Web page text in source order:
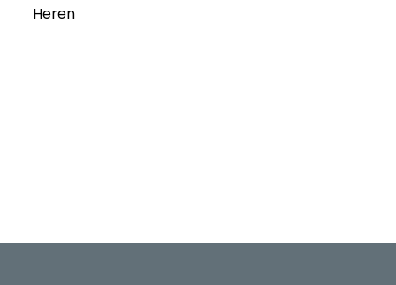
Heren